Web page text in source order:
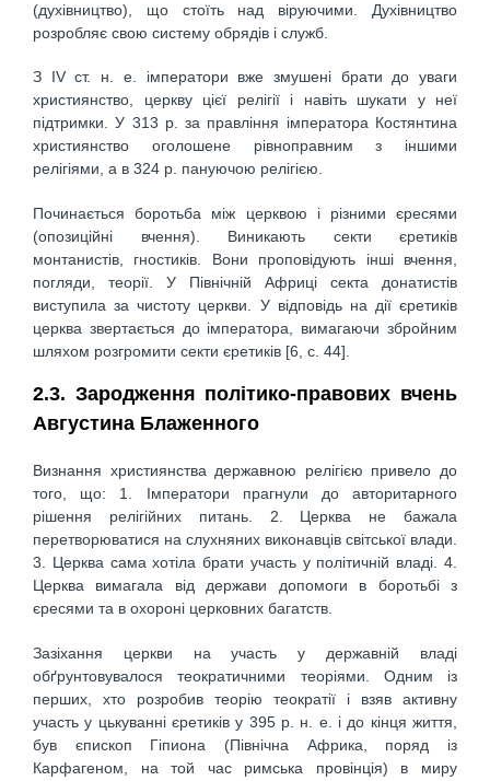
(духівництво), що стоїть над віруючими. Духівництво
розробляє свою систему обрядів і служб.
З IV ст. н. е. імператори вже змушені брати до уваги
християнство, церкву цієї релігії і навіть шукати у неї
підтримки. У 313 р. за правління імператора Костянтина
християнство оголошене рівноправним з іншими
релігіями, а в 324 р. пануючою релігією.
Починається боротьба між церквою і різними єресями
(опозиційні вчення). Виникають секти єретиків
монтанистів, гностиків. Вони проповідують інші вчення,
погляди, теорії. У Північній Африці секта донатистів
виступила за чистоту церкви. У відповідь на дії єретиків
церква звертається до імператора, вимагаючи збройним
шляхом розгромити секти єретиків [6, c. 44].
2.3. Зародження політико-правових вчень
Августина Блаженного
Визнання християнства державною релігією привело до
того, що: 1. Імператори прагнули до авторитарного
рішення релігійних питань. 2. Церква не бажала
перетворюватися на слухняних виконавців світської влади.
3. Церква сама хотіла брати участь у політичній владі. 4.
Церква вимагала від держави допомоги в боротьбі з
єресями та в охороні церковних багатств.
Зазіхання церкви на участь у державній владі
обґрунтовувалося теократичними теоріями. Одним із
перших, хто розробив теорію теократії і взяв активну
участь у цькуванні єретиків у 395 р. н. е. і до кінця життя,
був єпископ Гіпиона (Північна Африка, поряд із
Карфагеном, на той час римська провінція) в миру